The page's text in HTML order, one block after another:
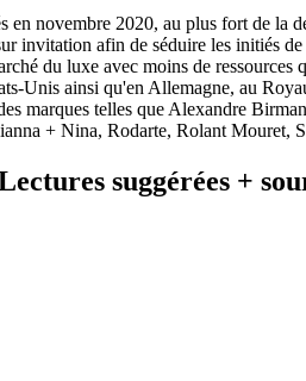
en novembre 2020, au plus fort de la
invitation afin de séduire les initiés
du luxe avec moins de
Unis ainsi qu'en Allemagne, au
marques telles que Alexandre
+ Nina, Rodarte, Rolant Mouret,
suggérées +